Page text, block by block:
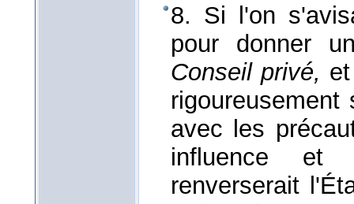
8. Si l'on
pour donner
Conseil privé,
avec les
influence et
renverserait